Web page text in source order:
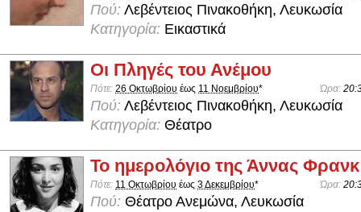
Πού: Λεβέντειος Πινακοθήκη, Λευκωσία
Κατηγορία: Εικαστικά
Οι Πληγές του Ανέμου
Πότε: 26 Οκτωβρίου έως 11 Νοεμβρίου* Ώρα:
Πού: Λεβέντειος Πινακοθήκη, Λευκωσία
Κατηγορία: Θέατρο
Το ημερολόγιο της Άννας Φρανκ
Πότε: 11 Οκτωβρίου έως 3 Δεκεμβρίου* Ώρα:
Πού: Θέατρο Ανεμώνα, Λευκωσία